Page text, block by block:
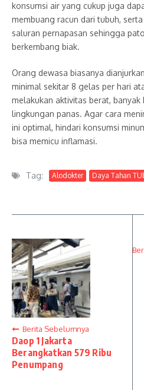
konsumsi air yang cukup juga
membuang racun dari tubuh,
saluran pernapasan sehingga
berkembang biak.
Orang dewasa biasanya
minimal sekitar 8 gelas per hari
melakukan aktivitas berat,
lingkungan panas. Agar cara
ini optimal, hindari konsumsi
bisa memicu inflamasi.
Tag: Alodokter Daya Tahan
Berita Sebelumnya
Daop 1 Jakarta
Berangkatkan 579 Ribu
Penumpang